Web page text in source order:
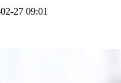
27 09:01